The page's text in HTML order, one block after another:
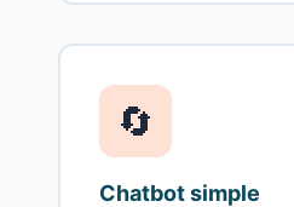
🔄
Chatbot simple